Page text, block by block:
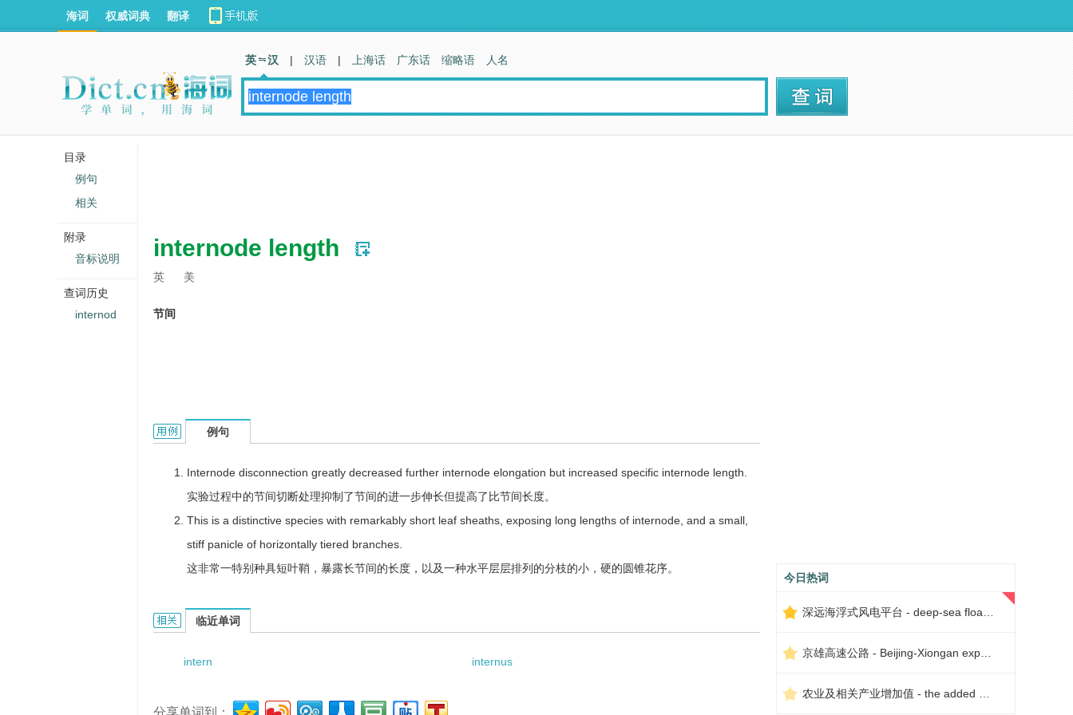
internode length
英 美
节间
internode length的用法和样例：
例句
Internode disconnection greatly decreased further internode elongation but increased specific internode length.
实验过程中的节间切断处理抑制了节间的进一步伸长但提高了比节间长度。
This is a distinctive species with remarkably short leaf sheaths, exposing long lengths of internode, and a small,
stiff panicle of horizontally tiered branches.
这非常一特别种具短叶鞘，暴露长节间的长度，以及一种水平层层排列的分枝的小，硬的圆锥花序。
internode length的相关资料：
临近单词
intern internus
分享单词到：
今日热词
海词 权威词典 翻译
英 汉 | 汉语 | 上海话 广东话 缩略语 人名
目录
例句
相关
附录
音标说明
查词历史
internod